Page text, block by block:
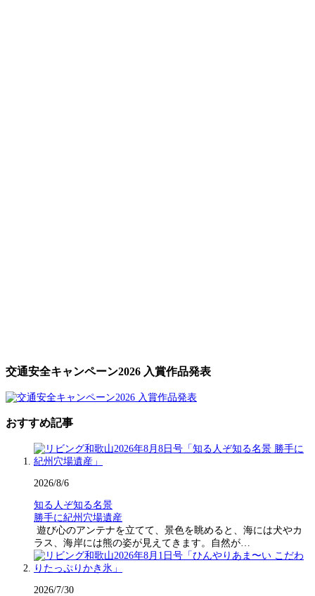
交通安全キャンペーン2026 入賞作品発表
おすすめ記事
2026/8/6
知る人ぞ知る名景
勝手に紀州穴場遺産
遊び心のアンテナを立てて、景色を眺めると、海には犬やカ
ラス、海岸には熊の姿が見えてきます。自然が…
2026/7/30